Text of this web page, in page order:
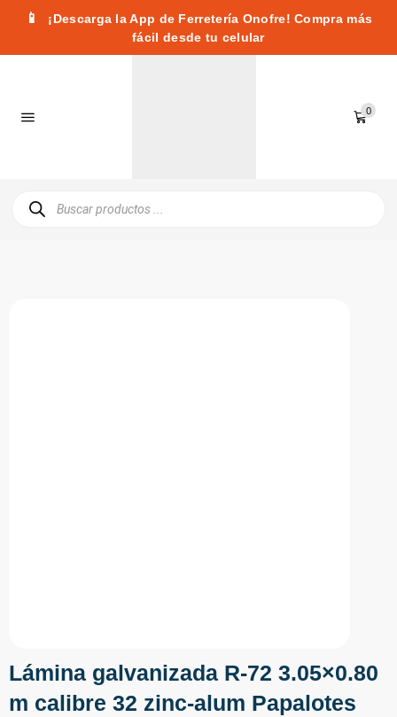
📱
¡Descarga la App de Ferretería Onofre! Compra más
fácil desde tu celular
0
Lámina galvanizada R-72 3.05×0.80
m calibre 32 zinc-alum Papalotes